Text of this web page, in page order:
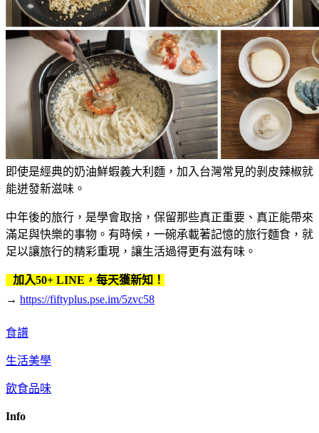
即使是經典的奶油鮮蝦義大利麵，加入台灣常見的剝皮辣椒就
能迸發新滋味。
中年後的旅行，是學會取捨，保留那些真正重要、真正能帶來
滿足與快樂的事物。有時候，一碗承載著記憶的旅行麵食，就
足以讓旅行的精彩重現，讓生活過得更有滋有味。
加入50+ LINE，每天獲新知！
→ https://fiftyplus.pse.im/5zvc58
食譜
生活美學
飲食品味
Info